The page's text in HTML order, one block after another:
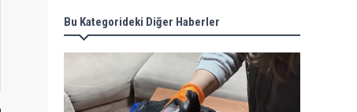
Bu Kategorideki Diğer Haberler